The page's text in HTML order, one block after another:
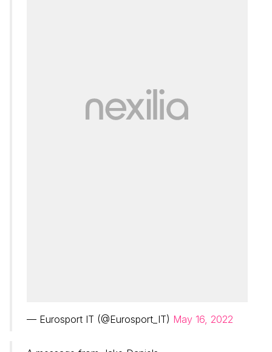
— Eurosport IT (@Eurosport_IT) May 16, 2022